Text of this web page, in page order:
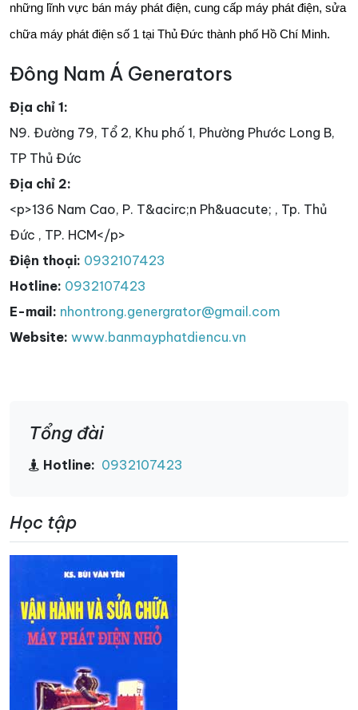
những lĩnh vực bán máy phát điện, cung cấp máy phát điện, sửa
chữa máy phát điện số 1 tại Thủ Đức thành phố Hồ Chí Minh.
Đông Nam Á Generators
Địa chỉ 1:
N9. Đường 79, Tổ 2, Khu phố 1, Phường Phước Long B,
TP Thủ Đức
Địa chỉ 2:
<p>136 Nam Cao, P. T&acirc;n Ph&uacute; , Tp. Thủ
Đức , TP. HCM</p>
Điện thoại: 0932107423
Hotline: 0932107423
E-mail: nhontrong.genergrator@gmail.com
Website: www.banmayphatdiencu.vn
Tổng đài
Hotline: 0932107423
Học tập